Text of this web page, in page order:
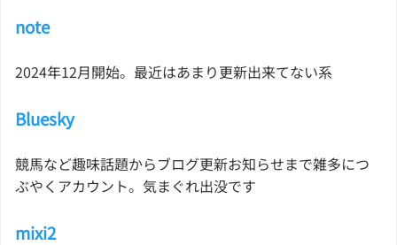
note
2024年12月開始。最近はあまり更新出来てない系
Bluesky
競馬など趣味話題からブログ更新お知らせまで雑多につ
ぶやくアカウント。気まぐれ出没です
mixi2